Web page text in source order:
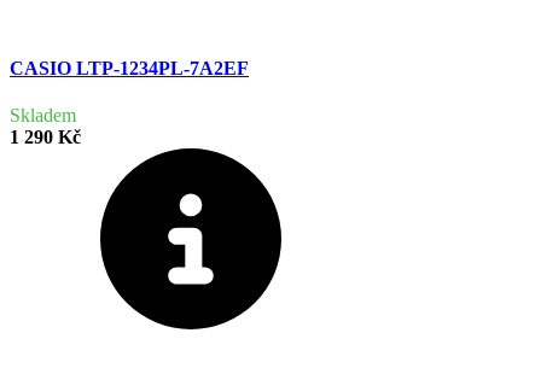
CASIO LTP-1234PL-7A2EF
Skladem
1 290 Kč